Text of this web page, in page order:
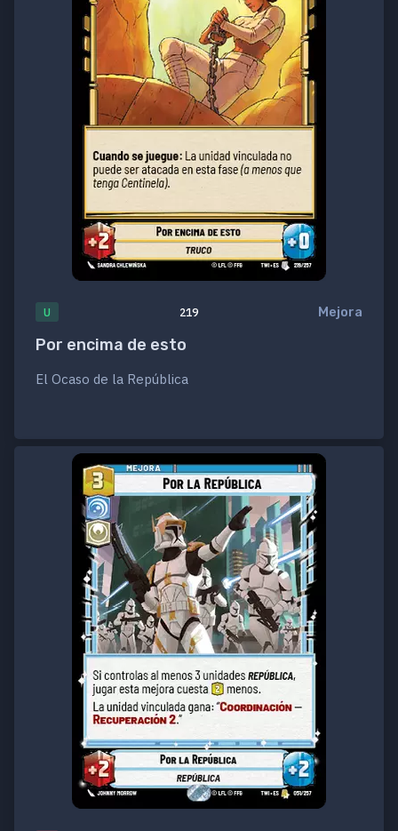
U 219 Mejora
Por encima de esto
El Ocaso de la República